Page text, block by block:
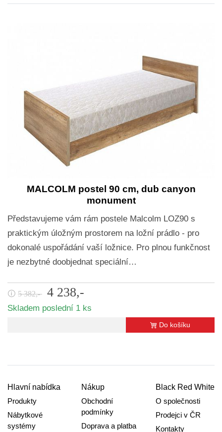
MALCOLM postel 90 cm, dub canyon
monument
Představujeme vám rám postele Malcolm LOZ90 s
praktickým úložným prostorem na ložní prádlo - pro
dokonalé uspořádání vaší ložnice. Pro plnou funkčnost
je nezbytné doobjednat speciální…
🛈 5 382,- 4 238,-
Skladem poslední 1 ks
Do košíku
Hlavní nabídka
Produkty
Nábytkové
systémy
Nákup
Obchodní
podmínky
Doprava a platba
Black Red White
O společnosti
Prodejci v ČR
Kontakty